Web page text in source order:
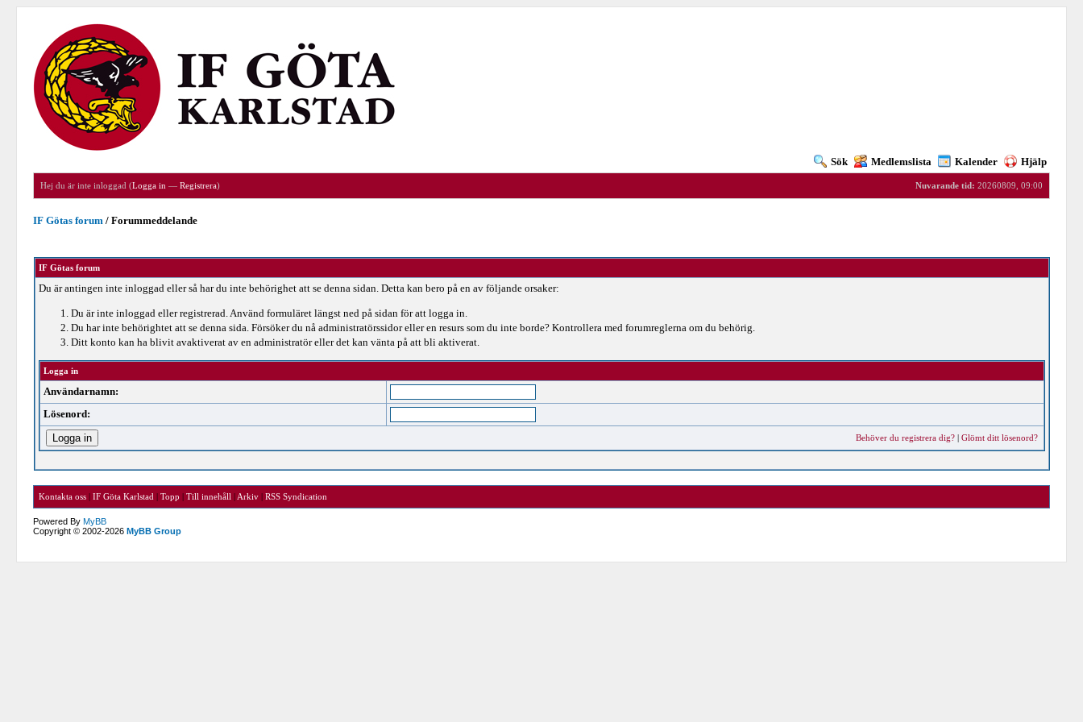
Sök Medlemslista Kalender Hjälp
Nuvarande tid: 20260809, 09:00
Hej du är inte inloggad (Logga in —Registrera)
IF Götas forum /Forummeddelande
IF Götas forum
Du är antingen inte inloggad eller så har du inte behörighet att se denna sidan. Detta kan bero på en av följande orsaker:
Du är inte inloggad eller registrerad. Använd formuläret längst ned på sidan för att logga in.
Du har inte behörightet att se denna sida. Försöker du nå administratörssidor eller en resurs som du inte borde? Kontrollera med forumreglerna om du behörig.
Ditt konto kan ha blivit avaktiverat av en administratör eller det kan vänta på att bli aktiverat.
Logga in
Användarnamn:
Lösenord:
Behöver du registrera dig?| Glömt ditt lösenord?
Kontakta oss |IF Göta Karlstad |Topp |Till innehåll | Arkiv |RSS Syndication
Powered ByMyBB
Copyright © 2002-2026MyBB Group